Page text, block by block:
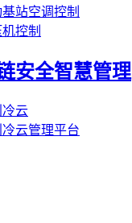
站空调控制
控制
安全智慧管理
云
云管理平台